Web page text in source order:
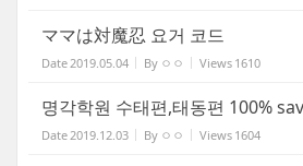
ママは対魔忍 요거 코드
Date2019.05.04 By ㅇㅇ Views 1610
명각학원 수태편,태동편 100%
Date2019.12.03 By ㅇㅇ Views 1604